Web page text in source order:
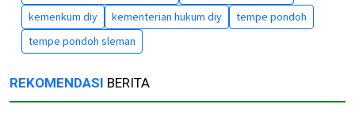
kemenkum diy
kementerian hukum diy
tempe pondoh
tempe pondoh sleman
REKOMENDASI BERITA